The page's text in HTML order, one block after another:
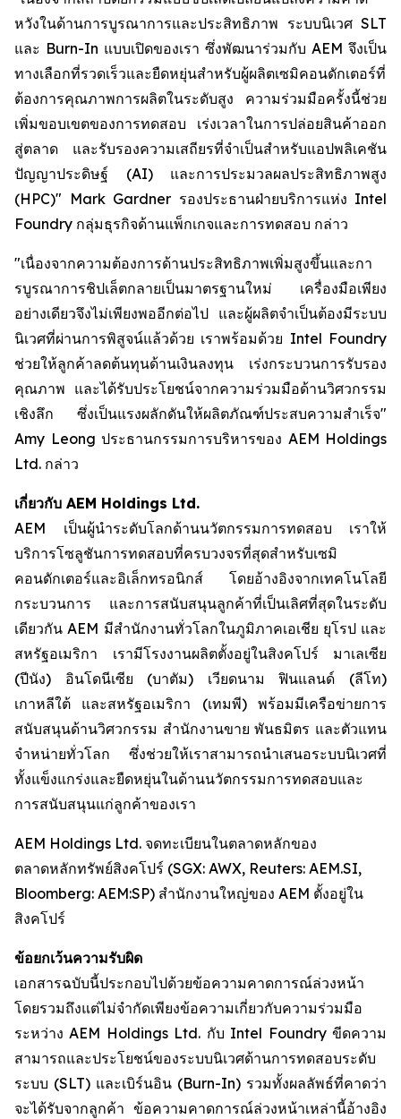
หวังในด้านการบูรณาการและประสิทธิภาพ ระบบนิเวศ SLT
และ Burn-In แบบเปิดของเรา ซึ่งพัฒนาร่วมกับ AEM จึงเป็น
ทางเลือกที่รวดเร็วและยืดหยุ่นสำหรับผู้ผลิตเซมิคอนดักเตอร์ที่
ต้องการคุณภาพการผลิตในระดับสูง ความร่วมมือครั้งนี้ช่วย
เพิ่มขอบเขตของการทดสอบ เร่งเวลาในการปล่อยสินค้าออก
สู่ตลาด และรับรองความเสถียรที่จำเป็นสำหรับแอปพลิเคชัน
ปัญญาประดิษฐ์ (AI) และการประมวลผลประสิทธิภาพสูง
(HPC)" Mark Gardner รองประธานฝ่ายบริการแห่ง Intel
Foundry กลุ่มธุรกิจด้านแพ็กเกจและการทดสอบ กล่าว
"เนื่องจากความต้องการด้านประสิทธิภาพเพิ่มสูงขึ้นและกา
รบูรณาการชิปเล็ตกลายเป็นมาตรฐานใหม่ เครื่องมือเพียง
อย่างเดียวจึงไม่เพียงพออีกต่อไป และผู้ผลิตจำเป็นต้องมีระบบ
นิเวศที่ผ่านการพิสูจน์แล้วด้วย เราพร้อมด้วย Intel Foundry
ช่วยให้ลูกค้าลดต้นทุนด้านเงินลงทุน เร่งกระบวนการรับรอง
คุณภาพ และได้รับประโยชน์จากความร่วมมือด้านวิศวกรรม
เชิงลึก ซึ่งเป็นแรงผลักดันให้ผลิตภัณฑ์ประสบความสำเร็จ"
Amy Leong ประธานกรรมการบริหารของ AEM Holdings
Ltd. กล่าว
เกี่ยวกับ AEM Holdings Ltd.
AEM เป็นผู้นำระดับโลกด้านนวัตกรรมการทดสอบ เราให้
บริการโซลูชันการทดสอบที่ครบวงจรที่สุดสำหรับเซมิ
คอนดักเตอร์และอิเล็กทรอนิกส์ โดยอ้างอิงจากเทคโนโลยี
กระบวนการ และการสนับสนุนลูกค้าที่เป็นเลิศที่สุดในระดับ
เดียวกัน AEM มีสำนักงานทั่วโลกในภูมิภาคเอเชีย ยุโรป และ
สหรัฐอเมริกา เรามีโรงงานผลิตตั้งอยู่ในสิงคโปร์ มาเลเซีย
(ปีนัง) อินโดนีเซีย (บาตัม) เวียดนาม ฟินแลนด์ (ลีโท)
เกาหลีใต้ และสหรัฐอเมริกา (เทมพี) พร้อมมีเครือข่ายการ
สนับสนุนด้านวิศวกรรม สำนักงานขาย พันธมิตร และตัวแทน
จำหน่ายทั่วโลก ซึ่งช่วยให้เราสามารถนำเสนอระบบนิเวศที่
ทั้งแข็งแกร่งและยืดหยุ่นในด้านนวัตกรรมการทดสอบและ
การสนับสนุนแก่ลูกค้าของเรา
AEM Holdings Ltd. จดทะเบียนในตลาดหลักของ
ตลาดหลักทรัพย์สิงคโปร์ (SGX: AWX, Reuters: AEM.SI,
Bloomberg: AEM:SP) สำนักงานใหญ่ของ AEM ตั้งอยู่ใน
สิงคโปร์
ข้อยกเว้นความรับผิด
เอกสารฉบับนี้ประกอบไปด้วยข้อความคาดการณ์ล่วงหน้า
โดยรวมถึงแต่ไม่จำกัดเพียงข้อความเกี่ยวกับความร่วมมือ
ระหว่าง AEM Holdings Ltd. กับ Intel Foundry ขีดความ
สามารถและประโยชน์ของระบบนิเวศด้านการทดสอบระดับ
ระบบ (SLT) และเบิร์นอิน (Burn-In) รวมทั้งผลลัพธ์ที่คาดว่า
จะได้รับจากลูกค้า ข้อความคาดการณ์ล่วงหน้าเหล่านี้อ้างอิง